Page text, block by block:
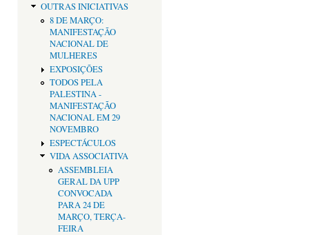
OUTRAS INICIATIVAS
8 DE MARÇO:
MANIFESTAÇÃO
NACIONAL DE
MULHERES
EXPOSIÇÕES
TODOS PELA
PALESTINA -
MANIFESTAÇÃO
NACIONAL EM 29
NOVEMBRO
ESPECTÁCULOS
VIDA ASSOCIATIVA
ASSEMBLEIA
GERAL DA UPP
CONVOCADA
PARA 24 DE
MARÇO, TERÇA-
FEIRA